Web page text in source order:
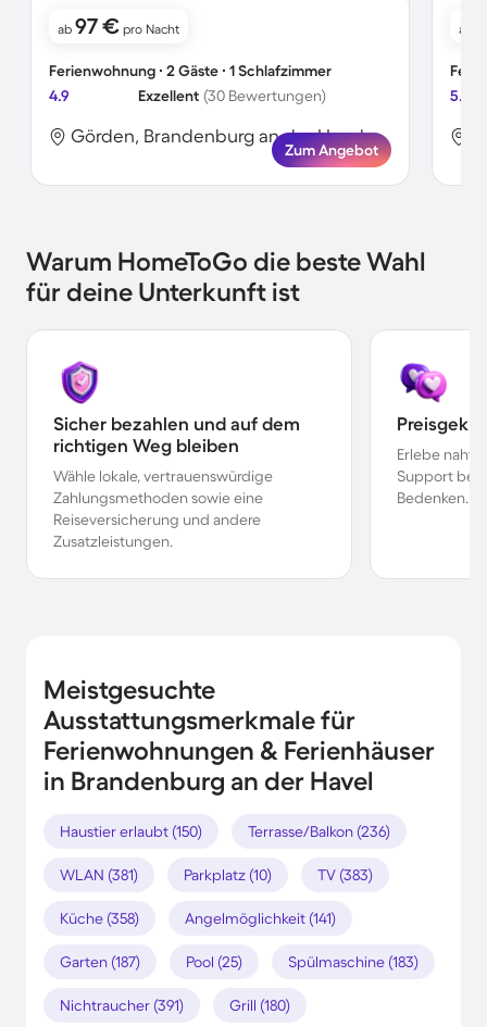
ab 97 € pro Nacht
Ferienwohnung ∙ 2 Gäste ∙ 1 Schlafzimmer
4.9
Exzellent (30 Bewertungen)
Görden, Brandenburg an der Havel, Deutschland
Zum Angebot
ab
5.0
Warum HomeToGo die beste Wahl
für deine Unterkunft ist
Sicher bezahlen und auf dem
richtigen Weg bleiben
Wähle lokale, vertrauenswürdige
Zahlungsmethoden sowie eine
Reiseversicherung und andere
Zusatzleistungen.
Erlebe
Support bei
Bedenken.
Meistgesuchte
Ausstattungsmerkmale für
Ferienwohnungen & Ferienhäuser
in Brandenburg an der Havel
Haustier erlaubt (150) Terrasse/Balkon (236)
WLAN (381) Parkplatz (10) TV (383)
Küche (358) Angelmöglichkeit (141)
Garten (187) Pool (25) Spülmaschine (183)
Nichtraucher (391) Grill (180)